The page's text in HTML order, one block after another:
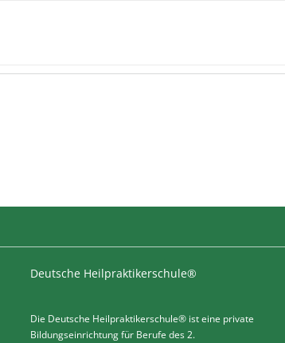
Deutsche Heilpraktikerschule®
Die Deutsche Heilpraktikerschule® ist eine private
Bildungseinrichtung für Berufe des 2.